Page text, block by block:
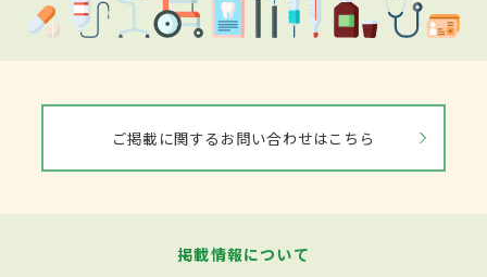
ご掲載に関するお問い合わせはこちら
掲載情報について